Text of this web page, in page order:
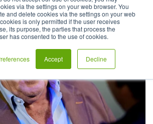
via the settings on your web browser. You
and delete cookies via the settings on your web
is only permitted if the user receives
its purpose, the parties that process the
has consented to the use of cookies.
Accept Decline